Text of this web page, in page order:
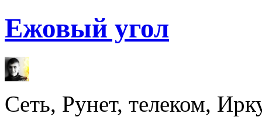
Ежовый угол
Сеть, Рунет, телеком,